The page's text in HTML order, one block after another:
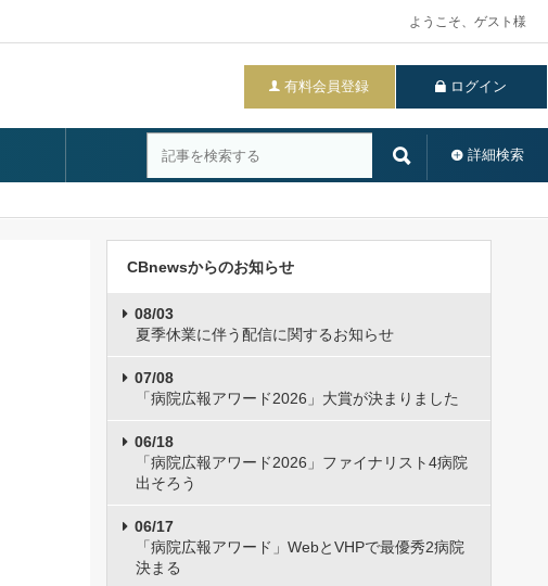
ようこそ、ゲスト様
有料会員登録 ログイン
詳細検索
CBnewsからのお知らせ
08/03
夏季休業に伴う配信に関するお知らせ
07/08
「病院広報アワード2026」大賞が決まりました
06/18
「病院広報アワード2026」ファイナリスト4病院
出そろう
06/17
「病院広報アワード」WebとVHPで最優秀2病院
決まる